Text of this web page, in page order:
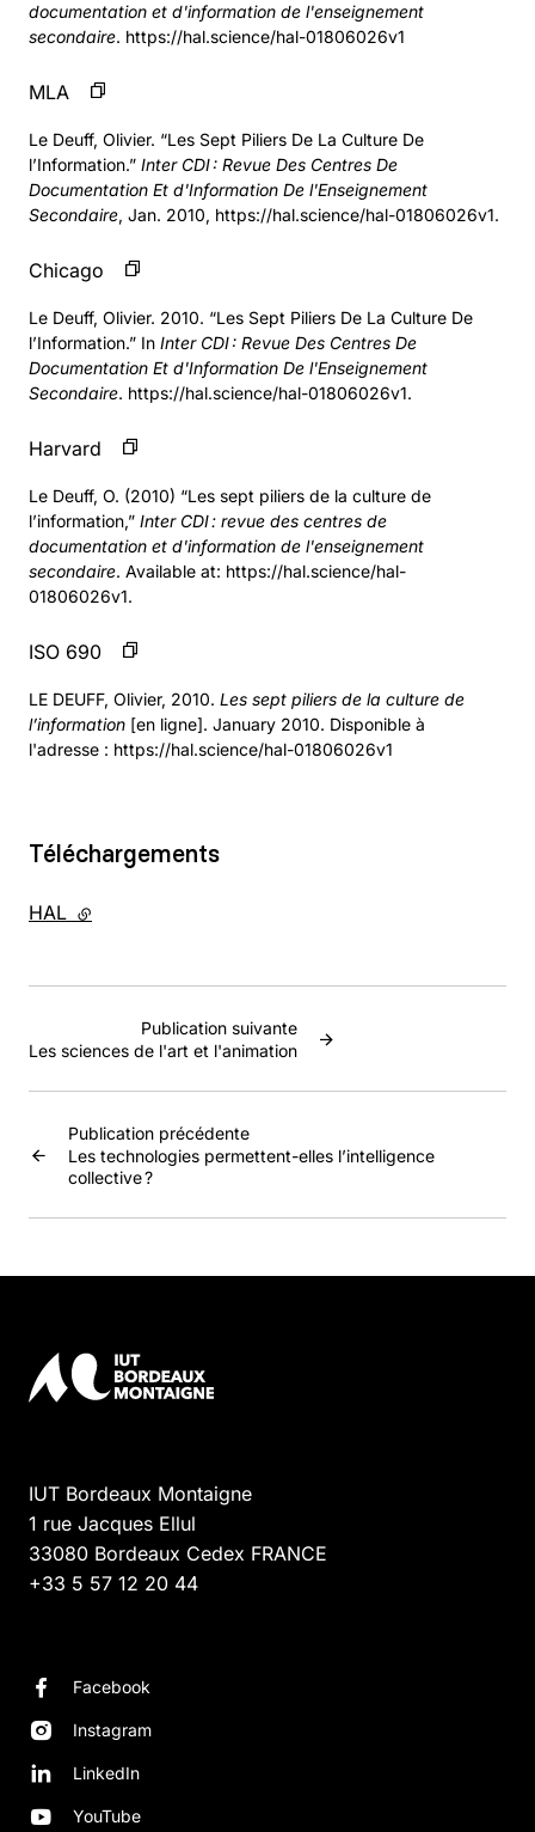
documentation et d'information de l'enseignement
secondaire. https://hal.science/hal-01806026v1
MLA
Le Deuff, Olivier. “Les Sept Piliers De La Culture De
l’Information.” Inter CDI : Revue Des Centres De
Documentation Et d'Information De l'Enseignement
Secondaire, Jan. 2010, https://hal.science/hal-01806026v1.
Chicago
Le Deuff, Olivier. 2010. “Les Sept Piliers De La Culture De
l’Information.” In Inter CDI : Revue Des Centres De
Documentation Et d'Information De l'Enseignement
Secondaire. https://hal.science/hal-01806026v1.
Harvard
Le Deuff, O. (2010) “Les sept piliers de la culture de
l’information,” Inter CDI : revue des centres de
documentation et d'information de l'enseignement
secondaire. Available at: https://hal.science/hal-
01806026v1.
ISO 690
LE DEUFF, Olivier, 2010. Les sept piliers de la culture de
l’information [en ligne]. January 2010. Disponible à
l'adresse : https://hal.science/hal-01806026v1
Téléchargements
HAL - lien externe
Publication précédente
Les technologies permettent-elles l’intelligence
collective ?
Publication suivante
Les sciences de l'art et l'animation
IUT Bordeaux Montaigne
1 rue Jacques Ellul
33080 Bordeaux Cedex FRANCE
+33 5 57 12 20 44
Facebook
Instagram
LinkedIn
YouTube